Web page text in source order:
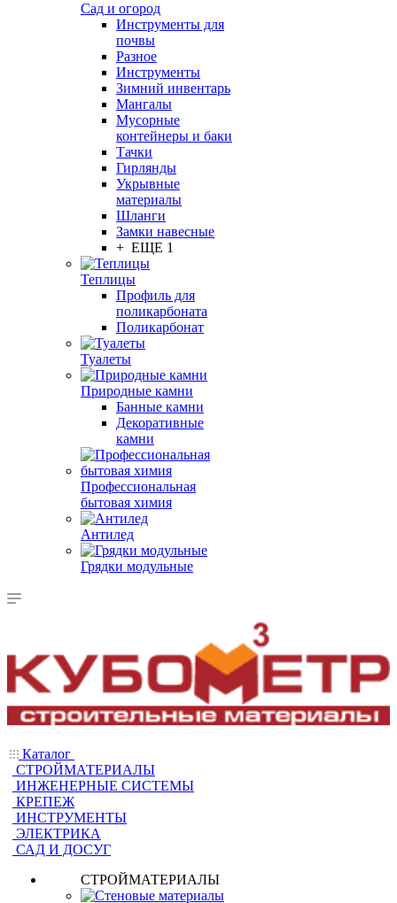
Сад и огород
Инструменты для
почвы
Разное
Инструменты
Зимний инвентарь
Мангалы
Мусорные
контейнеры и баки
Тачки
Гирлянды
Укрывные
материалы
Шланги
Замки навесные
+ ЕЩЕ 1
Теплицы
Профиль для
поликарбоната
Поликарбонат
Туалеты
Природные камни
Банные камни
Декоративные
камни
Профессиональная
бытовая химия
Антилед
Грядки модульные
Каталог
СТРОЙМАТЕРИАЛЫ
ИНЖЕНЕРНЫЕ СИСТЕМЫ
КРЕПЕЖ
ИНСТРУМЕНТЫ
ЭЛЕКТРИКА
САД И ДОСУГ
СТРОЙМАТЕРИАЛЫ